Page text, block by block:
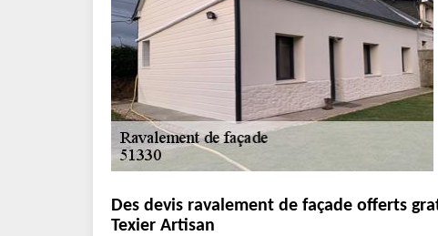
Des devis ravalement de façade offerts
Texier Artisan